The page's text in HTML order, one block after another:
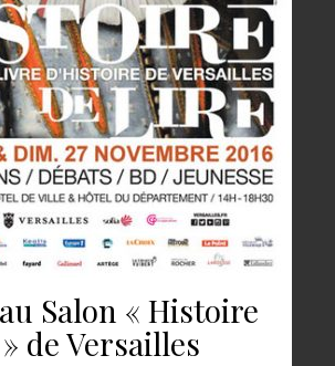
Salon « Histoire
de Versailles